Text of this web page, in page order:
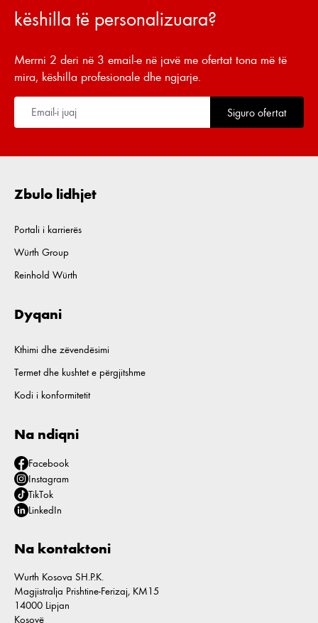
këshilla të personalizuara?
Merrni 2 deri në 3 email-e në javë me ofertat tona më të
mira, këshilla profesionale dhe ngjarje.
Siguro ofertat
Zbulo lidhjet
Portali i karrierës
Würth Group
Reinhold Würth
Dyqani
Kthimi dhe zëvendësimi
Termet dhe kushtet e përgjitshme
Kodi i konformitetit
Na ndiqni
Facebook
Instagram
TikTok
LinkedIn
Na kontaktoni
Wurth Kosova SH.P.K.
Magjistralja Prishtine-Ferizaj, KM15
14000 Lipjan
Kosovë